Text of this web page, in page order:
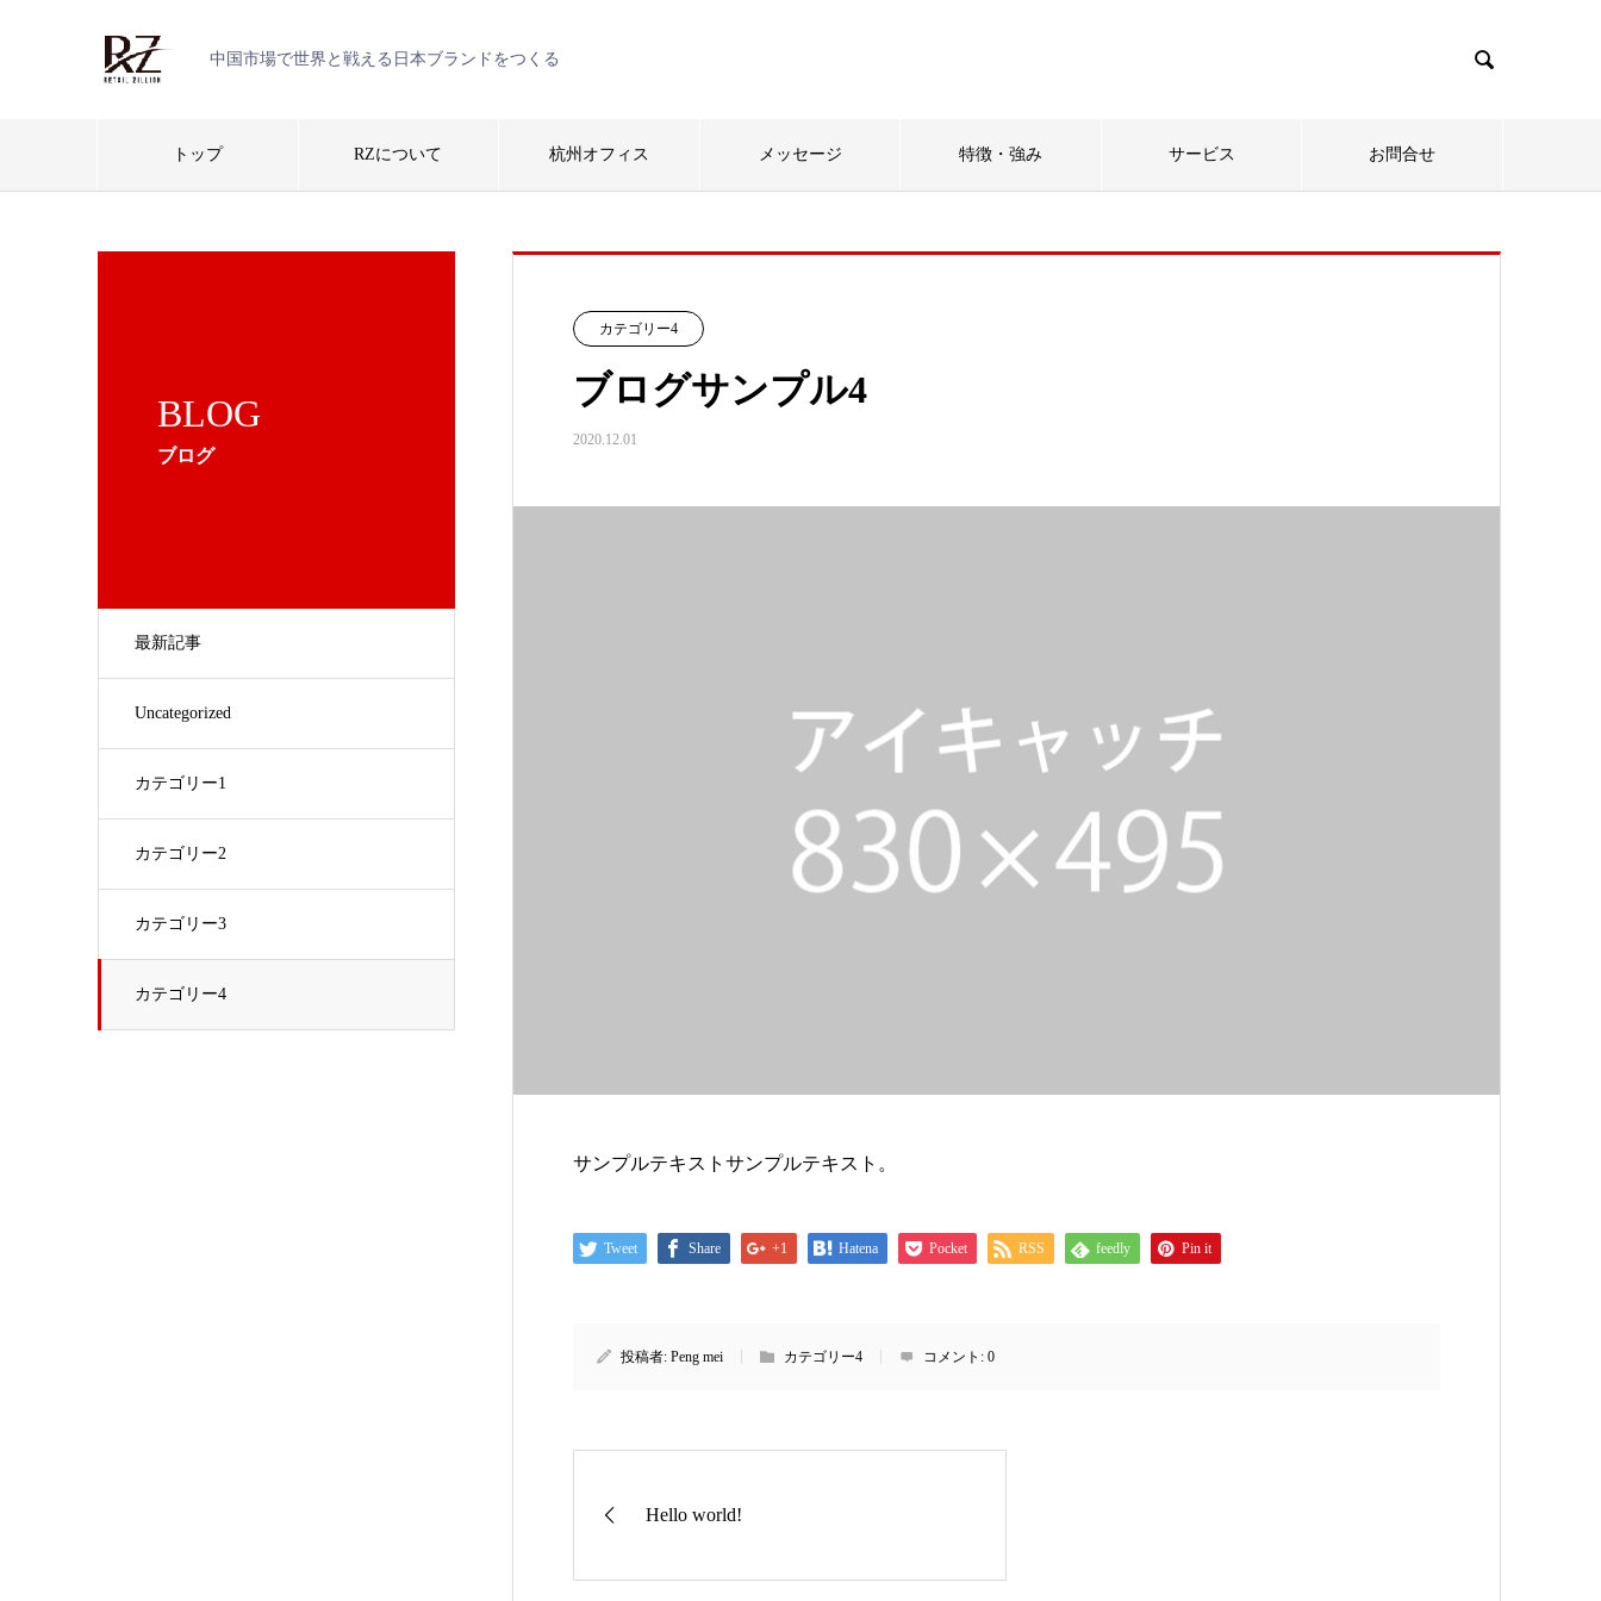
中国市場で世界と戦える日本ブランドをつくる 
トップ RZについて 杭州オフィス メッセージ 特徴・強み サービス お問合せ
BLOG
ブログ
最新記事
Uncategorized
カテゴリー1
カテゴリー2
カテゴリー3
カテゴリー4
カテゴリー4
ブログサンプル4
2020.12.01
サンプルテキストサンプルテキスト。
Tweet Share +1 Hatena Pocket RSS feedly Pin it
投稿者: Peng mei カテゴリー4 コメント: 0
Hello world!